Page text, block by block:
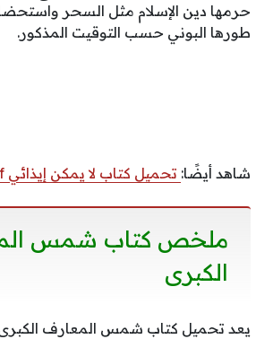
حرمها دين الإسلام مثل السحر
طورها البوني حسب التوقيت المذكور.
شاهد أيضًا: تحميل كتاب لا يمكن إيذائي pdf مجانا
ملخص كتاب شمس
الكبرى